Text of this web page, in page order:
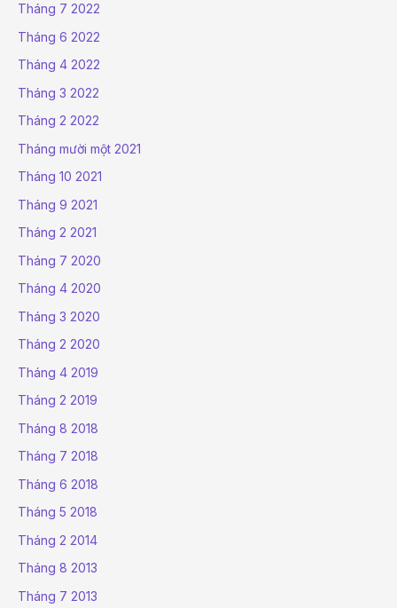
Tháng 7 2022
Tháng 6 2022
Tháng 4 2022
Tháng 3 2022
Tháng 2 2022
Tháng mười một 2021
Tháng 10 2021
Tháng 9 2021
Tháng 2 2021
Tháng 7 2020
Tháng 4 2020
Tháng 3 2020
Tháng 2 2020
Tháng 4 2019
Tháng 2 2019
Tháng 8 2018
Tháng 7 2018
Tháng 6 2018
Tháng 5 2018
Tháng 2 2014
Tháng 8 2013
Tháng 7 2013